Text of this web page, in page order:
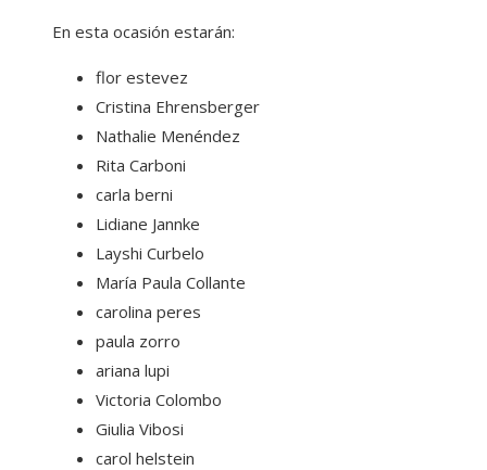
En esta ocasión estarán:
flor estevez
Cristina Ehrensberger
Nathalie Menéndez
Rita Carboni
carla berni
Lidiane Jannke
Layshi Curbelo
María Paula Collante
carolina peres
paula zorro
ariana lupi
Victoria Colombo
Giulia Vibosi
carol helstein